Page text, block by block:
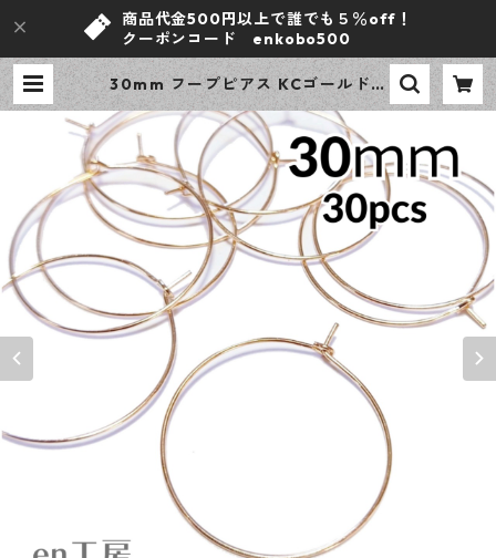
商品代金500円以上で誰でも５％off！
クーポンコード enkobo500
30mm フープピアス KCゴールド 3
0ピース ピアスパーツ ハンドメイド
アクセサリーパーツ 【en工房】 |
ｅｎ工房